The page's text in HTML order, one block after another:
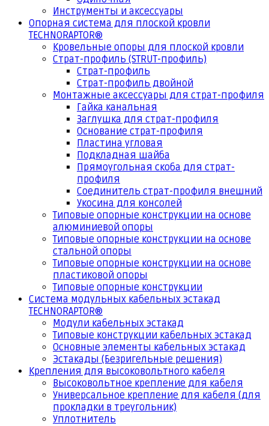
Инструменты и аксессуары
Опорная система для плоской кровли
TECHNORAPTOR®
Кровельные опоры для плоской кровли
Страт-профиль (STRUT-профиль)
Страт-профиль
Страт-профиль двойной
Монтажные аксессуары для страт-профиля
Гайка канальная
Заглушка для страт-профиля
Основание страт-профиля
Пластина угловая
Подкладная шайба
Прямоугольная скоба для страт-
профиля
Соединитель страт-профиля внешний
Укосина для консолей
Типовые опорные конструкции на основе
алюминиевой опоры
Типовые опорные конструкции на основе
стальной опоры
Типовые опорные конструкции на основе
пластиковой опоры
Типовые опорные конструкции
Система модульных кабельных эстакад
TECHNORAPTOR®
Модули кабельных эстакад
Типовые конструкции кабельных эстакад
Основные элементы кабельных эстакад
Эстакады (Безригельные решения)
Крепления для высоковольтного кабеля
Высоковольтное крепление для кабеля
Универсальное крепление для кабеля (для
прокладки в треугольник)
Уплотнитель